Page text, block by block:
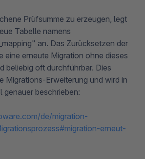
Prüfsumme zu erzeugen, legt
Tabelle namens
an. Das Zurücksetzen der
eine erneute Migration ohne dieses
beliebig oft durchführbar. Dies
Migrations-Erweiterung und wird in
genauer beschrieben:
de/migration-
erneut-